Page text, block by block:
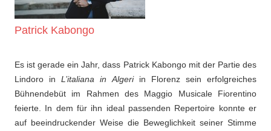
Patrick Kabongo
Es ist gerade ein Jahr, dass Patrick Kabongo mit der Partie des
Lindoro inL’italiana in Algeriin Florenz sein erfolgreiches
Bühnendebüt im Rahmen des Maggio Musicale Fiorentino
feierte. In dem für ihn ideal passenden Repertoire konnte er
auf beeindruckender Weise die Beweglichkeit seiner Stimme